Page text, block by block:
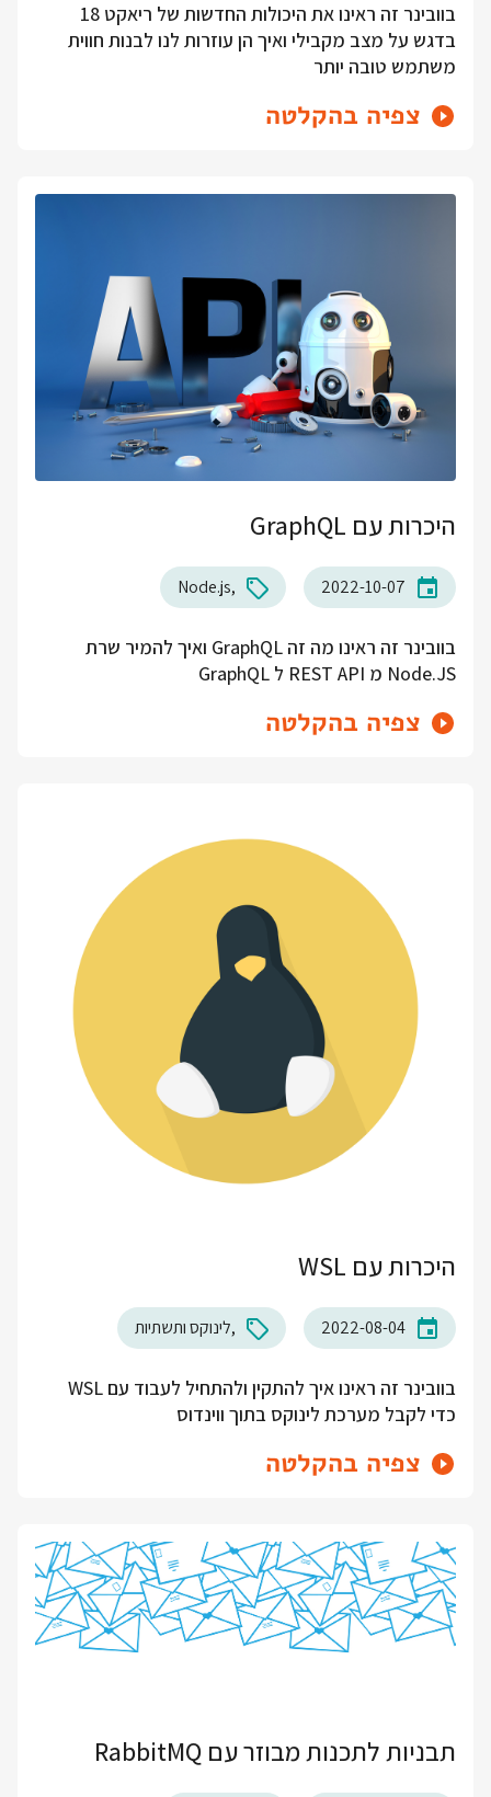
בוובינר זה ראינו את היכולות החדשות של ריאקט 18
בדגש על מצב מקבילי ואיך הן עוזרות לנו לבנות חווית
משתמש טובה יותר
צפיה בהקלטה
היכרות עם GraphQL
2022-10-07
Node.js
בוובינר זה ראינו מה זה GraphQL ואיך להמיר שרת
Node.JS מ REST API ל GraphQL
צפיה בהקלטה
היכרות עם WSL
2022-08-04 לינוקס ותשתיות
בוובינר זה ראינו איך להתקין ולהתחיל לעבוד עם WSL
כדי לקבל מערכת לינוקס בתוך ווינדוס
צפיה בהקלטה
תבניות לתכנות מבוזר עם RabbitMQ